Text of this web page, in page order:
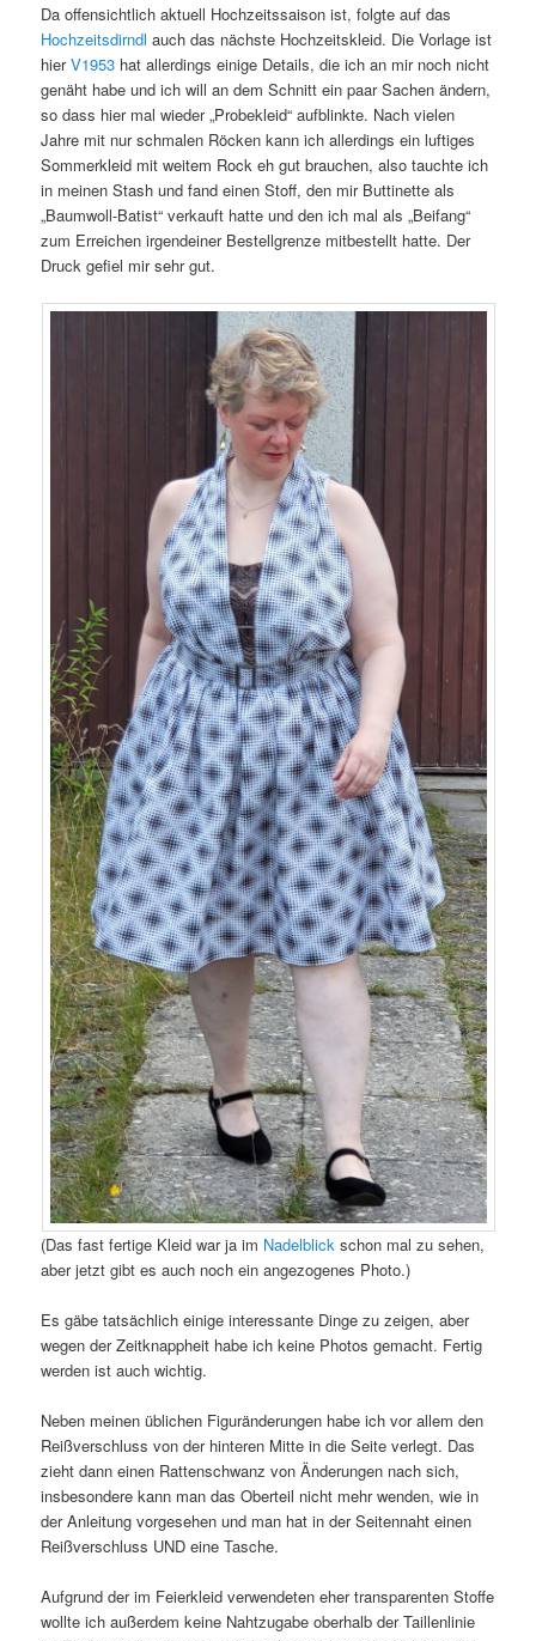
Da offensichtlich aktuell Hochzeitssaison ist, folgte auf das
Hochzeitsdirndl auch das nächste Hochzeitskleid. Die Vorlage ist
hierV1953 hat allerdings einige Details, die ich an mir noch nicht
genäht habe und ich will an dem Schnitt ein paar Sachen ändern,
so dass hier mal wieder „Probekleid“ aufblinkte. Nach vielen
Jahre mit nur schmalen Röcken kann ich allerdings ein luftiges
Sommerkleid mit weitem Rock eh gut brauchen, also tauchte ich
in meinen Stash und fand einen Stoff, den mir Buttinette als
„Baumwoll-Batist“ verkauft hatte und den ich mal als „Beifang“
zum Erreichen irgendeiner Bestellgrenze mitbestellt hatte. Der
Druck gefiel mir sehr gut.
(Das fast fertige Kleid war ja im Nadelblick schon mal zu sehen,
aber jetzt gibt es auch noch ein angezogenes Photo.)
Es gäbe tatsächlich einige interessante Dinge zu zeigen, aber
wegen der Zeitknappheit habe ich keine Photos gemacht. Fertig
werden ist auch wichtig.
Neben meinen üblichen Figuränderungen habe ich vor allem den
Reißverschluss von der hinteren Mitte in die Seite verlegt. Das
zieht dann einen Rattenschwanz von Änderungen nach sich,
insbesondere kann man das Oberteil nicht mehr wenden, wie in
der Anleitung vorgesehen und man hat in der Seitennaht einen
Reißverschluss UND eine Tasche.
Aufgrund der im Feierkleid verwendeten eher transparenten Stoffe
wollte ich außerdem keine Nahtzugabe oberhalb der Taillenlinie